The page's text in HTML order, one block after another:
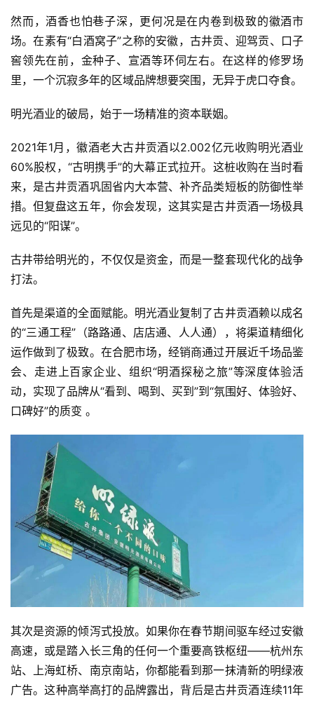
深
度
物
酒
观
活
动
动
态
视
频
登录 注册
然而，酒香也怕巷子深，更何况是在内卷到极致的徽酒市
场。在素有“白酒窝子”之称的安徽，古井贡、迎驾贡、
口子
窖领先在前，金种子、宣酒等环伺左右。在这样的修罗场
里，一个沉寂多年的区域品牌想要突围，无异于虎口夺食。
明光酒业的破局，始于一场精准的资本联姻。
2021年1月，徽酒老大古井贡酒以2.002亿元收购明光酒业
60%股权，“古明携手”的大幕正式拉开。这桩收购在当时看
来，是古井贡酒巩固省内大本营、补齐品类短板的防御性举
措。但复盘这五年，你会发现，这其实是古井贡酒一场极具
远见的“阳谋”。
古井带给明光的，不仅仅是资金，而是一整套现代化的战争
打法。
首先是渠道的全面赋能。明光酒业复制了古井贡酒赖以成名
的“三通工程”（路路通、店店通、人人通），将渠道精细化
运作做到了极致。在合肥市场，经销商通过开展近千场品鉴
会、走进上百家企业、组织“明酒探秘之旅”等深度体验活
动，实现了品牌从“看到、喝到、买到”到“氛围好、体验好、
口碑好”的质变 。
其次是资源的倾泻式投放。如果你在春节期间驱车经过安徽
高速，或是踏入长三角的任何一个重要高铁枢纽——杭州东
站、上海虹桥、南京南站，你都能看到那一抹清新的明绿液
广告。这种高举高打的品牌露出，背后是古井贡酒连续11年